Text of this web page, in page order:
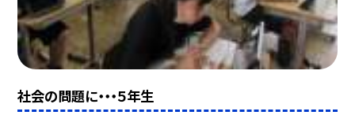
社会の問題に・・・５年生